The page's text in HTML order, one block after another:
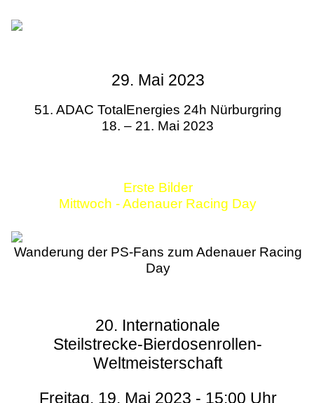
29. Mai 2023
51. ADAC TotalEnergies 24h Nürburgring
18. – 21. Mai 2023
Erste Bilder
Mittwoch - Adenauer Racing Day
Wanderung der PS-Fans zum Adenauer Racing
Day
20. Internationale
Steilstrecke-Bierdosenrollen-
Weltmeisterschaft
Freitag, 19. Mai 2023 - 15:00 Uhr